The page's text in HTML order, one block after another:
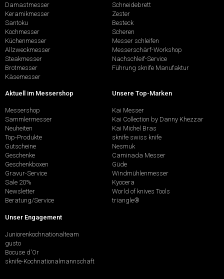
Damastmesser
Keramikmesser
Santoku
Kochmesser
Küchenmesser
Allzweckmesser
Steakmesser
Brotmesser
Käsemesser
Schneidebrett
Zester
Besteck
Scheren
Messer schleifen
Messerschärf-Workshop
Nachschleif-Service
Führung sknife Manufaktur
Aktuell im Messershop
Messershop
Sammlermesser
Neuheiten
Top-Produkte
Gutscheine
Geschenke
Geschenkboxen
Gravur-Service
Sale 20%
Newsletter
Beratung/Service
Unsere Top-Marken
Kai Messer
Kai Collection by Danny Khezzar
Kai Michel Bras
sknife swiss knife
Nesmuk
Caminada Messer
Güde
Windmühlenmesser
Kyocera
World of knives Tools
triangle®
Unser Engagement
Juniorenkochnationalteam
gusto
Bocuse d'Or
sknife-Kochnationalmannschaft